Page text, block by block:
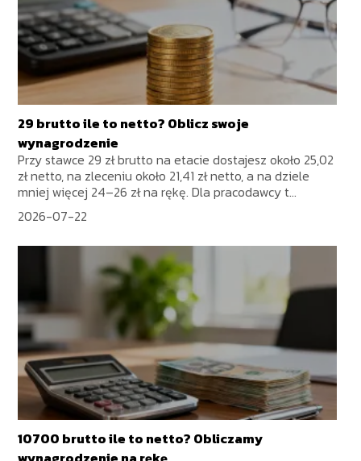
29 brutto ile to netto? Oblicz swoje
wynagrodzenie
Przy stawce 29 zł brutto na etacie dostajesz około 25,02
zł netto, na zleceniu około 21,41 zł netto, a na dziele
mniej więcej 24–26 zł na rękę. Dla pracodawcy t...
2026-07-22
10700 brutto ile to netto? Obliczamy